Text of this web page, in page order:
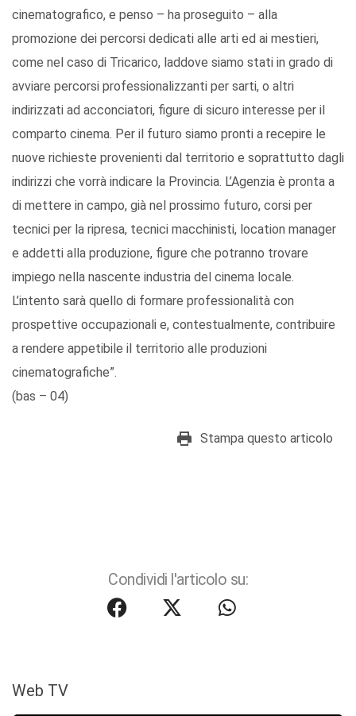
cinematografico, e penso – ha proseguito – alla
promozione dei percorsi dedicati alle arti ed ai mestieri,
come nel caso di Tricarico, laddove siamo stati in grado di
avviare percorsi professionalizzanti per sarti, o altri
indirizzati ad acconciatori, figure di sicuro interesse per il
comparto cinema. Per il futuro siamo pronti a recepire le
nuove richieste provenienti dal territorio e soprattutto dagli
indirizzi che vorrà indicare la Provincia. L’Agenzia è pronta a
di mettere in campo, già nel prossimo futuro, corsi per
tecnici per la ripresa, tecnici macchinisti, location manager
e addetti alla produzione, figure che potranno trovare
impiego nella nascente industria del cinema locale.
L’intento sarà quello di formare professionalità con
prospettive occupazionali e, contestualmente, contribuire
a rendere appetibile il territorio alle produzioni
cinematografiche”.
(bas – 04)
Stampa questo articolo
Condividi l'articolo su:
Web TV